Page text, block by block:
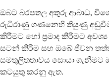
ඔබට බරපතල අතුරු ආබාධ,
රුධිරාණු ගණනෙහි තියුණු
කිරීමට හෝ ප්‍රමාද කිරීමට
සටන් කිරීම සහ ඔබේ ජීවන
සමතුලිතතාවය සොයා ගැනීමට
කටයුතු කරනු ඇත.